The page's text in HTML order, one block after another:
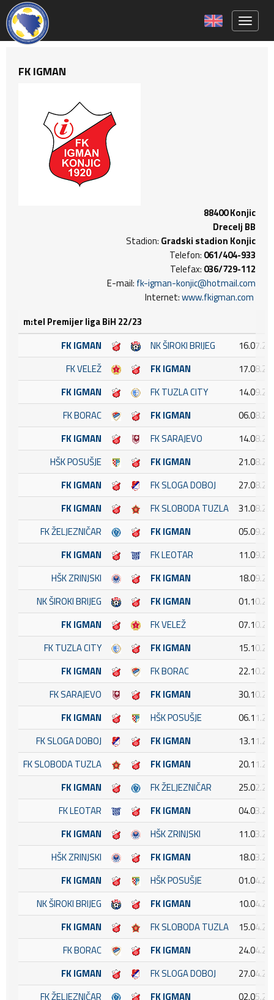
FK IGMAN
88400 Konjic
Drecelj BB
Stadion: Gradski stadion Konjic
Telefon: 061/404-933
Telefax: 036/729-112
E-mail: fk-igman-konjic@hotmail.com
Internet:www.fkigman.com
m:tel Premijer liga BiH 22/23
FK IGMAN
NK ŠIROKI BRIJEG
FK VELEŽ
FK IGMAN
FK IGMAN
FK TUZLA CITY
FK BORAC
FK IGMAN
FK IGMAN
FK SARAJEVO
HŠK POSUŠJE
FK IGMAN
FK IGMAN
FK SLOGA DOBOJ
FK IGMAN
FK SLOBODA TUZLA
FK ŽELJEZNIČAR
FK IGMAN
FK IGMAN
FK LEOTAR
HŠK ZRINJSKI
FK IGMAN
NK ŠIROKI BRIJEG
FK IGMAN
FK IGMAN
FK VELEŽ
FK TUZLA CITY
FK IGMAN
FK IGMAN
FK BORAC
FK SARAJEVO
FK IGMAN
FK IGMAN
HŠK POSUŠJE
FK SLOGA DOBOJ
FK IGMAN
FK SLOBODA TUZLA
FK IGMAN
FK IGMAN
FK ŽELJEZNIČAR
FK LEOTAR
FK IGMAN
FK IGMAN
HŠK ZRINJSKI
HŠK ZRINJSKI
FK IGMAN
FK IGMAN
HŠK POSUŠJE
NK ŠIROKI BRIJEG
FK IGMAN
FK IGMAN
FK SLOBODA TUZLA
FK BORAC
FK IGMAN
FK IGMAN
FK SLOGA DOBOJ
FK ŽELJEZNIČAR
FK IGMAN